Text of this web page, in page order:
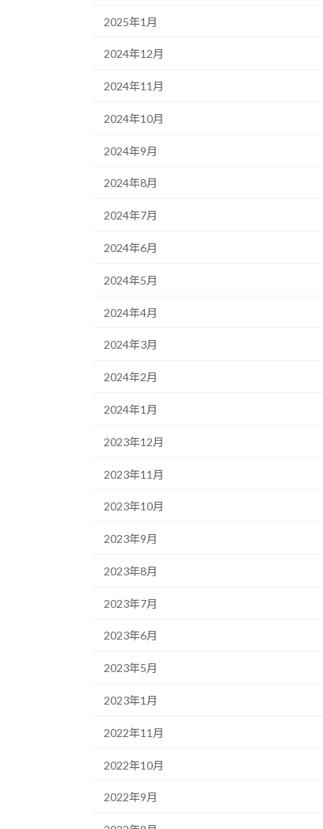
2025年1月
2024年12月
2024年11月
2024年10月
2024年9月
2024年8月
2024年7月
2024年6月
2024年5月
2024年4月
2024年3月
2024年2月
2024年1月
2023年12月
2023年11月
2023年10月
2023年9月
2023年8月
2023年7月
2023年6月
2023年5月
2023年1月
2022年11月
2022年10月
2022年9月